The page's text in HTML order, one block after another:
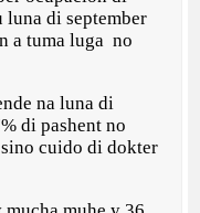
luna di september
a tuma luga no
na luna di
di pashent no
cuido di dokter